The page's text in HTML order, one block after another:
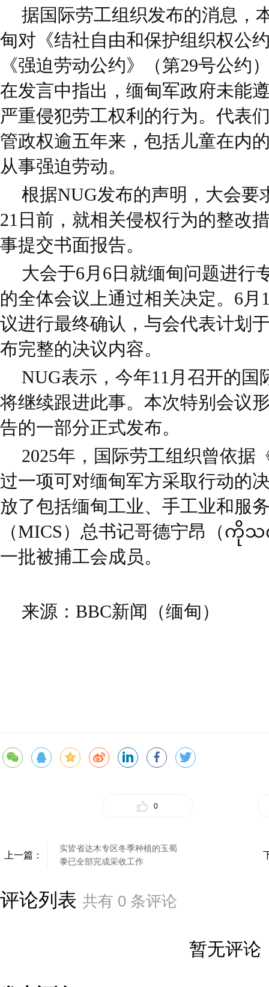
据国际劳工组织发布的消息，
甸对《结社自由和保护组织权公
《强迫劳动公约》（第29号公约
在发言中指出，缅甸军政府未能
严重侵犯劳工权利的行为。代表
管政权逾五年来，包括儿童在内
从事强迫劳动。
根据NUG发布的声明，大会要
21日前，就相关侵权行为的整改
事提交书面报告。
大会于6月6日就缅甸问题进行
的全体会议上通过相关决定。6月
议进行最终确认，与会代表计划
布完整的决议内容。
NUG表示，今年11月召开的国
将继续跟进此事。本次特别会议
告的一部分正式发布。
2025年，国际劳工组织曾依据
过一项可对缅甸军方采取行动的
放了包括缅甸工业、手工业和服
（MICS）总书记哥德宁昂（
一批被捕工会成员。
来源：BBC新闻（缅甸）
0
上一篇：
实皆省达木专区冬季种植的玉蜀
黍已全部完成采收工作
评论列表 共有 0 条评论
暂无评论